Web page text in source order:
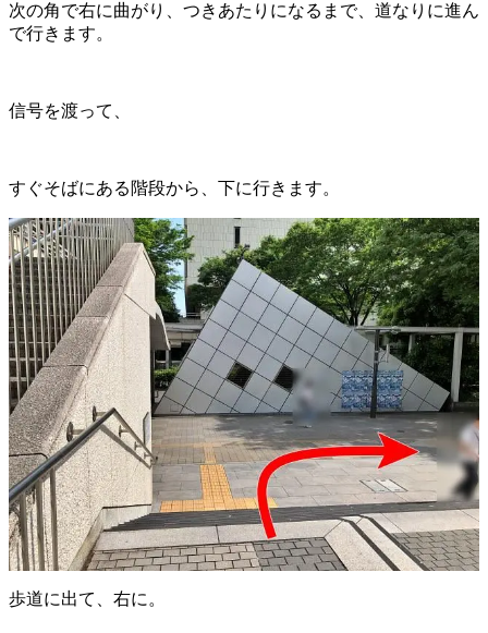
次の角で右に曲がり、つきあたりになるまで、道なりに進ん
で行きます。
信号を渡って、
すぐそばにある階段から、下に行きます。
歩道に出て、右に。